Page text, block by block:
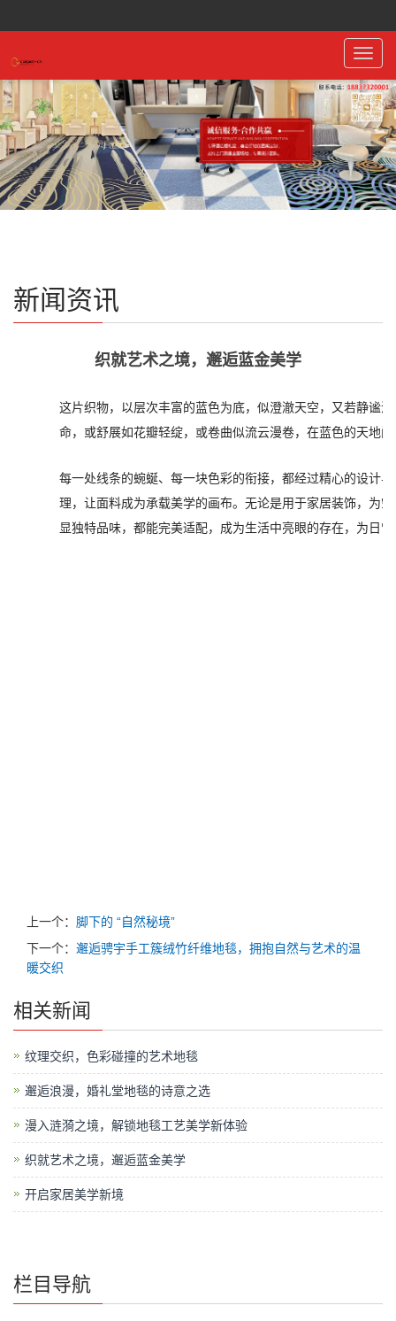
新闻资讯
织就艺术之境，邂逅蓝金美学
这片织物，以层次丰富的蓝色为底，似澄澈天空，又若静谧
命，或舒展如花瓣轻绽，或卷曲似流云漫卷，在蓝色的天地
每一处线条的蜿蜒、每一块色彩的衔接，都经过精心的设计
理，让面料成为承载美学的画布。无论是用于家居装饰，为
显独特品味，都能完美适配，成为生活中亮眼的存在，为日
上一个：
脚下的 “自然秘境”
下一个： 邂逅骋宇手工簇绒竹纤维地毯，拥抱自然与艺术的温
暖交织
相关新闻
纹理交织，色彩碰撞的艺术地毯
邂逅浪漫，婚礼堂地毯的诗意之选
漫入涟漪之境，解锁地毯工艺美学新体验
织就艺术之境，邂逅蓝金美学
开启家居美学新境
栏目导航